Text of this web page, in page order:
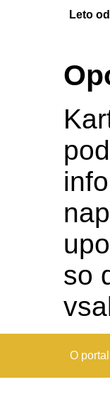
Leto od
so
O